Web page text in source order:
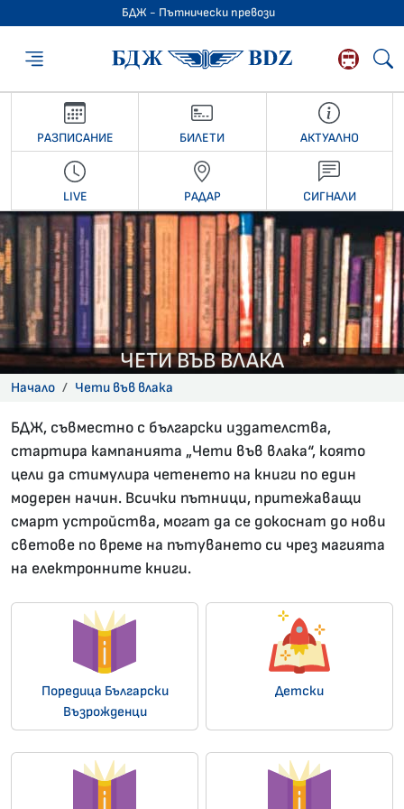
БДЖ - Пътнически превози
БДЖ -
РАЗПИСАНИЕ БИЛЕТИ АКТУАЛНО
LIVE РАДАР СИГНАЛИ
ЧЕТИ ВЪВ ВЛАКА
Начало Чети във влака
БДЖ, съвместно с български издателства,
стартира кампанията „Чети във влака“, която
цели да стимулира четенето на книги по един
модерен начин. Всички пътници, притежаващи
смарт устройства, могат да се докоснат до нови
светове по време на пътуването си чрез магията
на електронните книги.
Поредица Български
Възрожденци
Детски